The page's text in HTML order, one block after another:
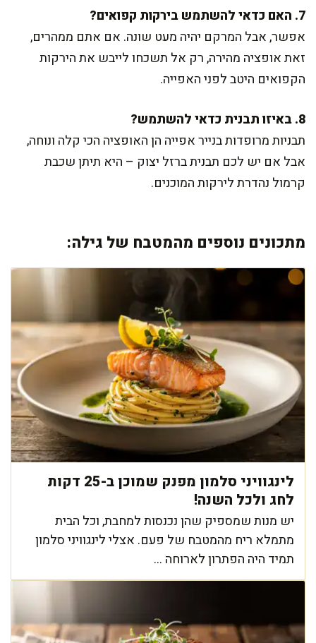
7. האם כדאי להשתמש בירקות קפואים?
אפשר, אבל המרקם יהיה מעט שונה. אם אתם ממהרים,
זאת אופציה מהירה, רק אל תשכחו לייבש את הירקות
הקפואים היטב לפני האפייה.
8. באיזו תבנית כדאי להשתמש?
תבניות מרופדות בנייר אפייה הן האופציה הכי קלה ונוחה,
אבל אם יש לכם תבנית ברזל יצוק – היא תיתן שכבת
קרמול נהדרת לירקות המוכנים.
מתכונים נוספים מהמטבח של גילה:
לינגוויני סלמון מפנק שמוכן ב-25 דקות
לחג ולכל השנה!
יש מנות שמספיק שהן נכנסות למחבת, וכל הבית
מתמלא ריח מהמטבח של פעם. אצלי לינגוויני סלמון
תמיד היה הפתרון לארוחה ...